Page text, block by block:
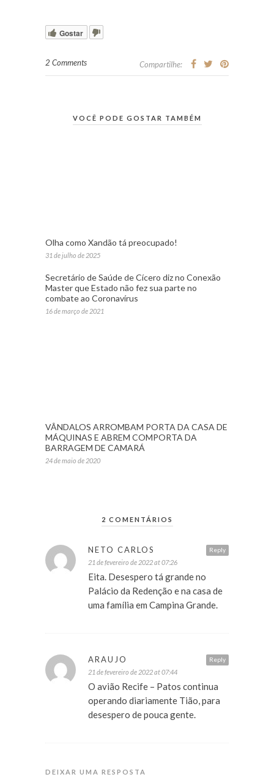
Gostar
2 Comments Compartilhe:
VOCÊ PODE GOSTAR TAMBÉM
Olha como Xandão tá preocupado!
31 de julho de 2025
Secretário de Saúde de Cícero diz no Conexão
Master que Estado não fez sua parte no
combate ao Coronavírus
16 de março de 2021
VÂNDALOS ARROMBAM PORTA DA CASA DE
MÁQUINAS E ABREM COMPORTA DA
BARRAGEM DE CAMARÁ
24 de maio de 2020
2 COMENTÁRIOS
Reply
NETO CARLOS
21 de fevereiro de 2022 at 07:26
Eita. Desespero tá grande no
Palácio da Redenção e na casa de
uma família em Campina Grande.
Reply
ARAUJO
21 de fevereiro de 2022 at 07:44
O avião Recife – Patos continua
operando diariamente Tião, para
desespero de pouca gente.
DEIXAR UMA RESPOSTA